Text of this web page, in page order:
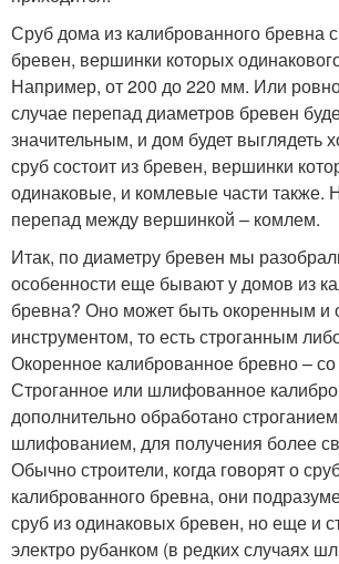
Сруб дома из калиброванного бревна
бревен, вершинки которых
Например, от 200 до 220 мм. Или
случае перепад диаметров бревен
значительным, и дом будет выглядеть
сруб состоит из бревен, вершинки
одинаковые, и комлевые части также.
перепад между вершинкой – комлем.
Итак, по диаметру бревен мы
особенности еще бывают у домов из
бревна? Оно может быть окоренным и
инструментом, то есть строганным
Окоренное калиброванное бревно – со
Строганное или шлифованное
дополнительно обработано
шлифованием, для получения более
Обычно строители, когда говорят о
калиброванного бревна, они
сруб из одинаковых бревен, но еще и
электро рубанком (в редких случаях